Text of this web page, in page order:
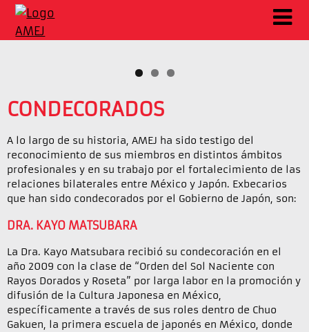
CONDECORADOS
A lo largo de su historia, AMEJ ha sido testigo del
reconocimiento de sus miembros en distintos ámbitos
profesionales y en su trabajo por el fortalecimiento de las
relaciones bilaterales entre México y Japón. Exbecarios
que han sido condecorados por el Gobierno de Japón, son:
DRA. KAYO MATSUBARA
La Dra. Kayo Matsubara recibió su condecoración en el
año 2009 con la clase de “Orden del Sol Naciente con
Rayos Dorados y Roseta” por larga labor en la promoción y
difusión de la Cultura Japonesa en México,
específicamente a través de sus roles dentro de Chuo
Gakuen, la primera escuela de japonés en México, donde